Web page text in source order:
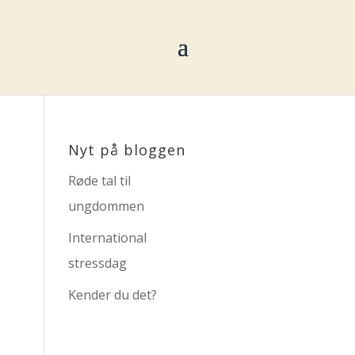
Nyt på bloggen
Røde tal til
ungdommen
International
stressdag
Kender du det?